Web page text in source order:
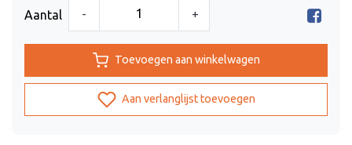
Aantal - +
Toevoegen aan winkelwagen
Aan verlanglijst toevoegen